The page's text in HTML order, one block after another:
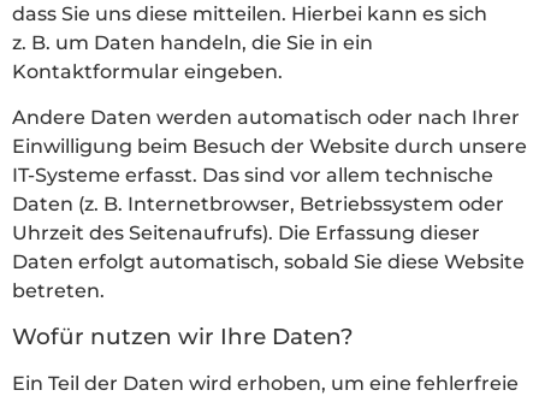
dass Sie uns diese mitteilen. Hierbei kann es sich
z. B. um Daten handeln, die Sie in ein
Kontaktformular eingeben.
Andere Daten werden automatisch oder nach Ihrer
Einwilligung beim Besuch der Website durch unsere
IT-Systeme erfasst. Das sind vor allem technische
Daten (z. B. Internetbrowser, Betriebssystem oder
Uhrzeit des Seitenaufrufs). Die Erfassung dieser
Daten erfolgt automatisch, sobald Sie diese Website
betreten.
Wofür nutzen wir Ihre Daten?
Ein Teil der Daten wird erhoben, um eine fehlerfreie